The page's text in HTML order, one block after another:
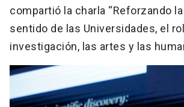
compartió la charla “Reforzando
sentido de las Universidades, el
investigación, las artes y las